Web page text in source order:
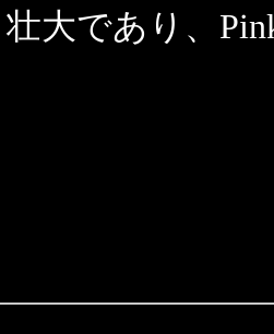
大であり、